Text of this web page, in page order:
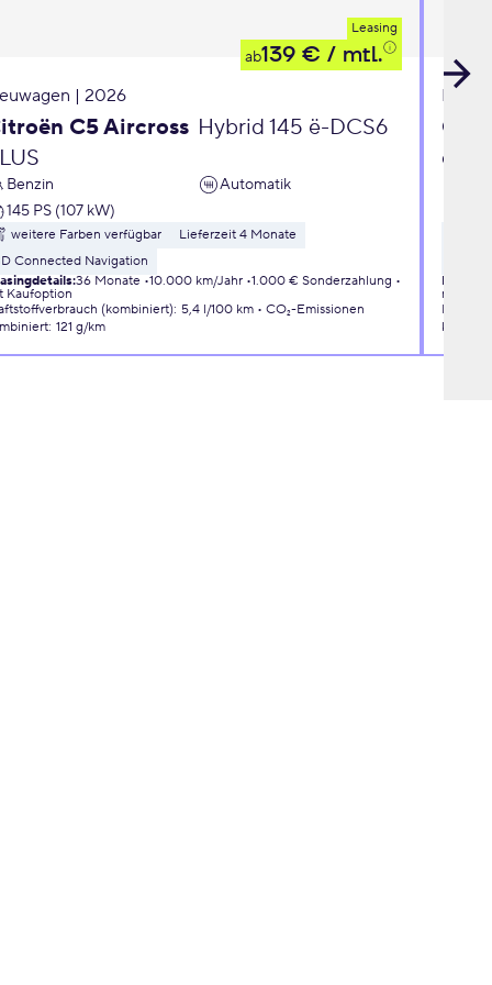
Leasing
ab139 € / mtl.
| 2026
C5 Aircross Hybrid 145 ë-DCS6
Benzin
Automatik
145 PS (107 kW)
weitere Farben verfügbar
Lieferzeit 4 Monate
Connected Navigation
:36 Monate 10.000 km/Jahr 1.000 € Sonderzahlung
Kaufoption
(kombiniert): 5,4 l/100 km
CO₂-Emissionen
: 121 g/km
mit